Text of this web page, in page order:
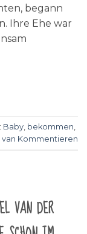
begann
Ihre Ehe war
Baby bekommen
van Kommentieren
van der